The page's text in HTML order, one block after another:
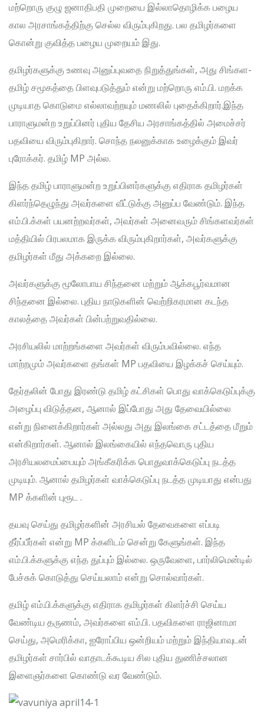
மற்றொரு குழு ஜனாதிபதி முறையை இல்லாதொழிக்க பழைய
கால அரசாங்கத்திற்கு செல்ல விரும்புகிறது. பல தமிழர்களை
கொன்று குவித்த பழைய முறையம் இது.
தமிழர்களுக்கு உணவு அனுப்புவதை நிறுத்துங்கள், அது சிங்கள-
தமிழ் சமூகத்தை பிளவுபடுத்தும் என்று மற்றொரு எம்.பி. மறக்க
முடியாத கொடுமை எல்லாவற்றயும் மணலில் புதைக்கிறார்.இந்த
பாராளுமன்ற உறுப்பினர் புதிய தேசிய அரசாங்கத்தில் அமைச்சர்
பதவியை விரும்புகிறார். சொந்த நலனுக்காக உழைக்கும் இவர்
புரோக்கர். தமிழ் MP அல்ல.
இந்த தமிழ் பாராளுமன்ற உறுப்பினர்களுக்கு எதிராக தமிழர்கள்
கிளர்ந்தெழுந்து அவர்களை வீட்டுக்கு அனுப்ப வேண்டும். இந்த
எம்.பி.க்கள் பயனற்றவர்கள், அவர்கள் அனைவரும் சிங்களவர்கள்
மத்தியில் பிரபலமாக இருக்க விரும்புகிறார்கள், அவர்களுக்கு
தமிழர்கள் மீது அக்கறை இல்லை.
அவர்களுக்கு மூலோபாய சிந்தனை மற்றும் ஆக்கபூர்வமான
சிந்தனை இல்லை. புதிய நாடுகளின் வெற்றிகரமான கடந்த
காலத்தை அவர்கள் பின்பற்றுவதில்லை.
அரசியலில் மாற்றங்களை அவர்கள் விரும்பவில்லை. எந்த
மாற்றமும் அவர்களை தங்கள் MP பதவியை இழக்கச் செய்யும்.
தேர்தலின் போது இரண்டு தமிழ் கட்சிகள் பொது வாக்கெடுப்புக்கு
அழைப்பு விடுத்தன, ஆனால் இப்போது அது தேவையில்லை
என்று நினைக்கிறார்கள் அல்லது அது இலங்கை சட்டத்தை மீறும்
என்கிறார்கள். ஆனால் இலங்கையில் எந்தவொரு புதிய
அரசியலமைப்பையும் அங்கீகரிக்க பொதுவாக்கெடுப்பு நடத்த
முடியும். ஆனால் தமிழர்கள் வாக்கெடுப்பு நடத்த முடியாது என்பது
MP க்களின் புரூட .
தயவு செய்து தமிழர்களின் அரசியல் தேவைகளை எப்படி
தீர்ப்பீர்கள் என்று MP க்களிடம் சென்று கேளுங்கள். இந்த
எம்.பி.க்களுக்கு எந்த துப்பும் இல்லை. ஒருவேளை, பார்லிமென்டில்
பேச்சுக் கொடுத்து செய்யலாம் என்று சொல்வார்கள்.
தமிழ் எம்.பி.க்களுக்கு எதிராக தமிழர்கள் கிளர்ச்சி செய்ய
வேண்டிய தருணம், அவர்களை எம்.பி. பதவிகளை ராஜினாமா
செய்து, அமெரிக்கா, ஐரோப்பிய ஒன்றியம் மற்றும் இந்தியாவுடன்
தமிழர்கள் சார்பில் வாதாடக்கூடிய சில புதிய துணிச்சலான
இளைஞர்களை கொண்டு வர வேண்டும்.